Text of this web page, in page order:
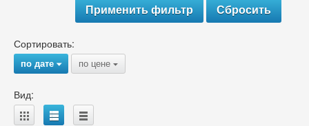
Сортировать:
по дате{ по цене {
Вид:
A B C